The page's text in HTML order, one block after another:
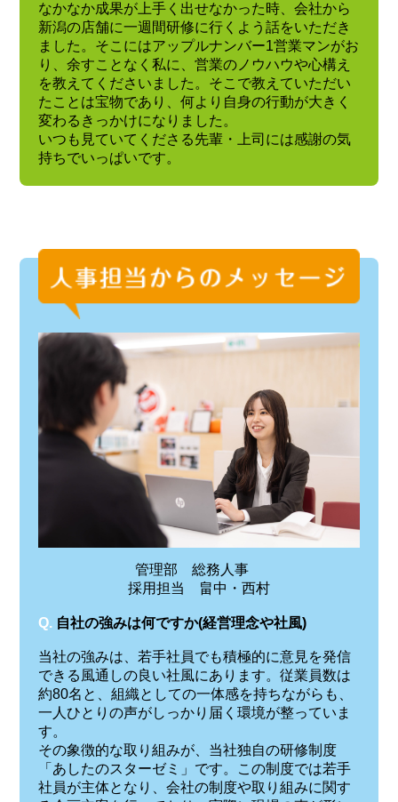
なかなか成果が上手く出せなかった時、会社から
新潟の店舗に一週間研修に行くよう話をいただき
ました。そこにはアップルナンバー1営業マンがお
り、余すことなく私に、営業のノウハウや心構え
を教えてくださいました。そこで教えていただい
たことは宝物であり、何より自身の行動が大きく
変わるきっかけになりました。
いつも見ていてくださる先輩・上司には感謝の気
持ちでいっぱいです。
管理部 総務人事
採用担当 畠中・西村
Q. 自社の強みは何ですか(経営理念や社風)
当社の強みは、若手社員でも積極的に意見を発信
できる風通しの良い社風にあります。従業員数は
約80名と、組織としての一体感を持ちながらも、
一人ひとりの声がしっかり届く環境が整っていま
す。
その象徴的な取り組みが、当社独自の研修制度
「あしたのスターゼミ」です。この制度では若手
社員が主体となり、会社の制度や取り組みに関す